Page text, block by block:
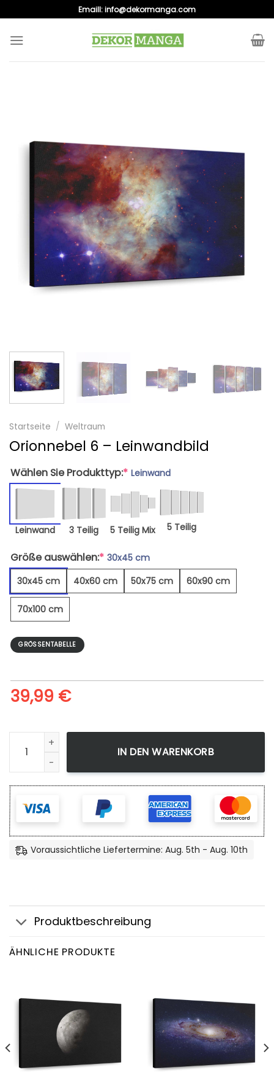
to
content
Emaill:info@dekormanga.com
Startseite / Weltraum
Orionnebel 6 – Leinwandbild
Wählen Sie Produkttyp:* Leinwand
Leinwand 3 Teilig 5 Teilig Mix 5 Teilig
Größe auswählen:* 30x45 cm
30x45 cm
40x60 cm 50x75 cm 60x90 cm
70x100 cm
GRÖSSENTABELLE
39,99 €
Orionnebel 6 - Leinwandbild Menge
IN DEN WARENKORB
Voraussichtliche Liefertermine: Aug. 5th - Aug. 10th
Produktbeschreibung
ÄHNLICHE PRODUKTE